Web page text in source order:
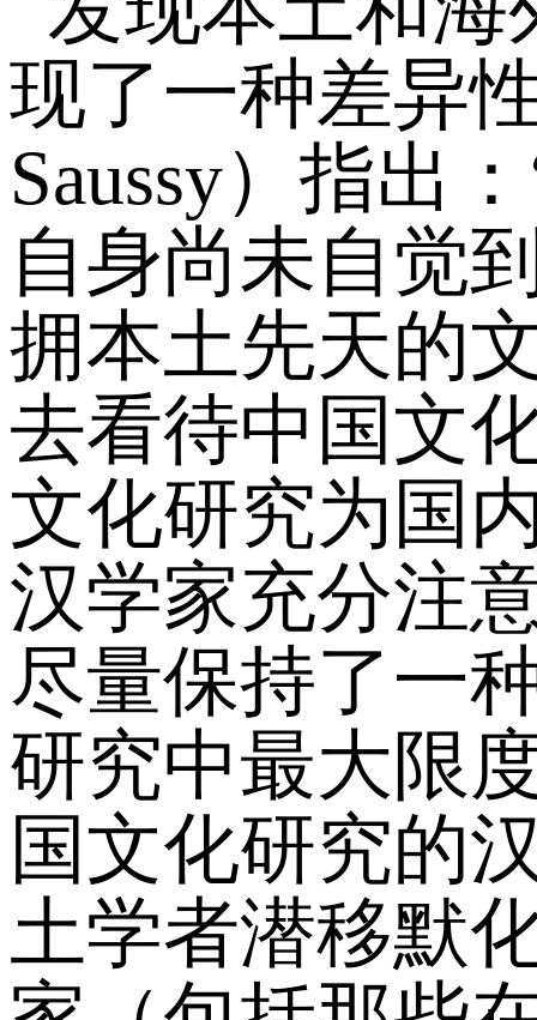
现了一种差异
Saussy）指出
自身尚未自觉
拥本土先天的
去看待中国文
文化研究为国
汉学家充分注
尽量保持了一
研究中最大限
国文化研究的
土学者潜移默